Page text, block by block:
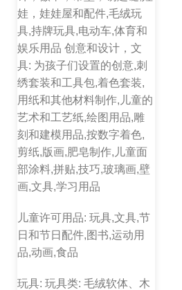
娃，娃娃屋和配件,毛绒玩
具,持牌玩具,电动车,体育和
娱乐用品 创意和设计，文
具: 为孩子们设置的创意,刺
绣套装和工具包,着色套装,
用纸和其他材料制作,儿童的
艺术和工艺纸,绘图用品,雕
刻和建模用品,按数字着色,
剪纸,版画,肥皂制作,儿童面
部涂料,拼贴,技巧,玻璃画,壁
画,文具,学习用品
儿童许可用品: 玩具,文具,节
日和节日配件,图书,运动用
品,动画,食品
玩具: 玩具类: 毛绒软体、木